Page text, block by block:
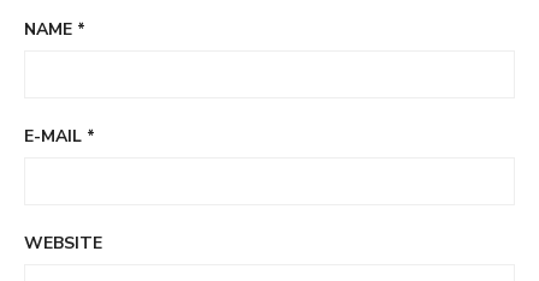
NAME *
E-MAIL *
WEBSITE